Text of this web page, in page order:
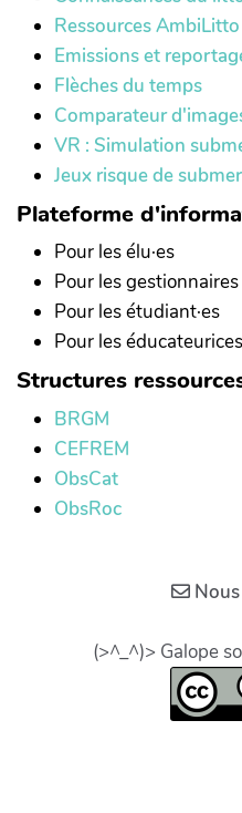
Ressources AmbiLitto
Emissions et
Flèches du temps
Comparateur
VR : Simulation
Jeux risque de
Plateforme
Pour les élu·es
Pour les gestionnaires
Pour les étudiant·es
Pour les
Structures
BRGM
CEFREM
ObsCat
ObsRoc
(>^_^)> Galope